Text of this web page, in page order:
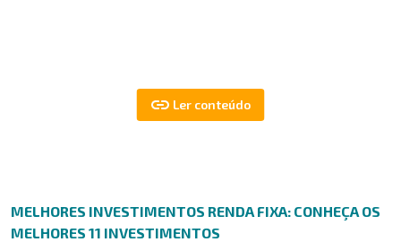
MELHORES INVESTIMENTOS RENDA FIXA: CONHEÇA OS
MELHORES 11 INVESTIMENTOS